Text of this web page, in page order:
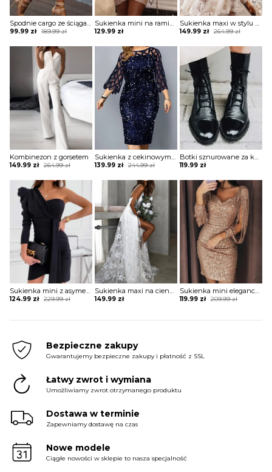
Spodnie cargo ze ściągaczami na dole
189.99zł
Original
was:
189.99 zł.
99.99 zł
Current
is:
99.99 zł.
Sukienka mini na ramiączkach błyszcząca
129.99 zł
Sukienka maxi w stylu boho z tiulową warstwą
264.99zł
Original
was:
264.99 zł.
149.99 zł
Current
is:
149.99 zł.
Kombinezon z gorsetem
264.99zł
Original
was:
264.99 zł.
149.99 zł
Current
is:
149.99 zł.
Sukienka z cekinowym przodem i paskami
244.99zł
Original
was:
139.99 zł
Current
Botki sznurowane za kostkę na płaskiej podeszwie
119.99 zł
Sukienka mini z asymetrycznym długim rękawem
229.99zł
Original
124.99 zł
Current
Sukienka maxi na cienkich ramiączkach koronkowa
149.99 zł
Sukienka mini elegancka z rozcięciami na rękawach
209.99zł
Original
119.99 zł
Current
Bezpieczne zakupy
Gwarantujemy bezpieczne zakupy i płatność z SSL
Łatwy zwrot i wymiana
Umożliwiamy zwrot otrzymanego produktu
Dostawa w terminie
Zapewniamy dostawę na czas
Nowe modele
Ciągłe nowości w sklepie to nasza specjalność